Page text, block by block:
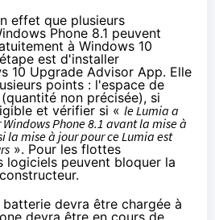
effet que plusieurs
Phone 8.1 peuvent
à Windows 10
est d'installer
10 Upgrade Advisor App. Elle
points : l'espace de
non précisée), si
et vérifier si « le Lumia a
Windows Phone 8.1 avant la mise à
la mise à jour pour ce Lumia est
». Pour les flottes
logiciels peuvent bloquer la
devra être chargée à
devra être en cours de